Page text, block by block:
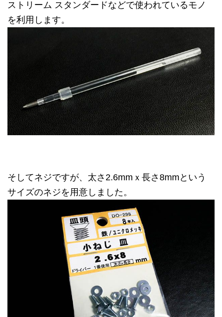
ストリーム スタンダードなどで使われているモノ
を利用します。
そしてネジですが、太さ2.6mmｘ長さ8mmという
サイズのネジを用意しました。